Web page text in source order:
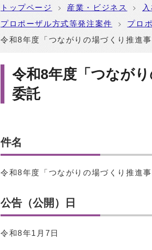
トップページ 産業・ビジネス
プロポーザル方式等発注案件
プロ
令和8年度「つながりの場づくり推進
令和8年度「つなが
委託
件名
令和8年度「つながりの場づくり推進
公告（公開）日
令和8年1月7日